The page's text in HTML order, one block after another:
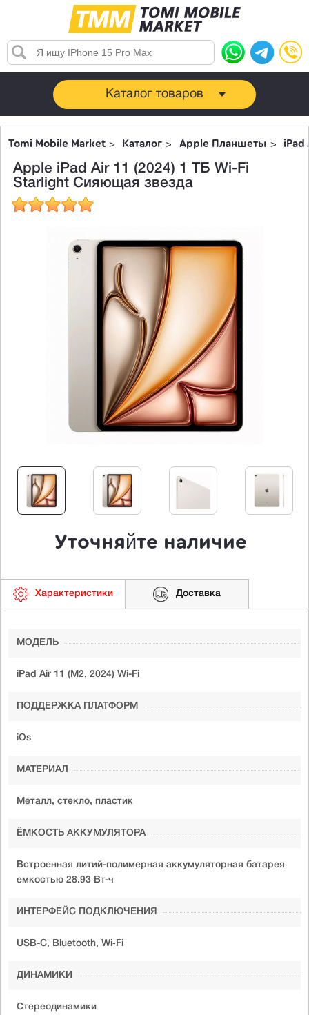
Каталог товаров
Tomi Mobile Market Каталог Apple Планшеты iPad
Apple iPad Air 11 (2024) 1 ТБ Wi-Fi
Starlight Сияющая звезда
Уточняйте наличие
Характеристики Доставка
МОДЕЛЬ
iPad Air 11 (M2, 2024) Wi-Fi
ПОДДЕРЖКА ПЛАТФОРМ
iOs
МАТЕРИАЛ
Металл, стекло, пластик
ЁМКОСТЬ АККУМУЛЯТОРА
Встроенная литий-полимерная аккумуляторная батарея
емкостью 28.93 Вт-ч
ИНТЕРФЕЙС ПОДКЛЮЧЕНИЯ
USB-C, Bluetooth, Wi‑Fi
ДИНАМИКИ
Стереодинамики